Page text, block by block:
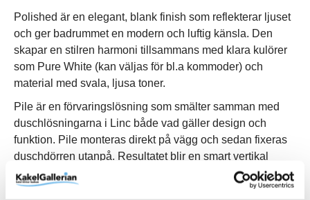
Polished är en elegant, blank finish som reflekterar ljuset
och ger badrummet en modern och luftig känsla. Den
skapar en stilren harmoni tillsammans med klara kulörer
som Pure White (kan väljas för bl.a kommoder) och
material med svala, ljusa toner.
Pile är en förvaringslösning som smälter samman med
duschlösningarna i Linc både vad gäller design och
funktion. Pile monteras direkt på vägg och sedan fixeras
duschdörren utanpå. Resultatet blir en smart vertikal
förvaring på duschens insida som med enkelhet slukar
familjens alla schampo- och duschflaskor utan att ta extra